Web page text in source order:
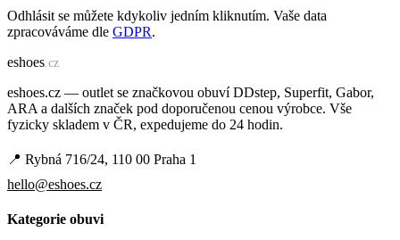
Odhlásit se můžete kdykoliv jedním kliknutím. Vaše data
zpracováváme dle GDPR.
eshoes .cz
eshoes.cz — outlet se značkovou obuví DDstep, Superfit, Gabor,
ARA a dalších značek pod doporučenou cenou výrobce. Vše
fyzicky skladem v ČR, expedujeme do 24 hodin.
📍 Rybná 716/24, 110 00 Praha 1
hello@eshoes.cz
Kategorie obuvi